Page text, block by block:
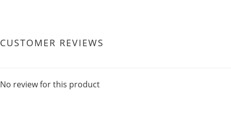
CUSTOMER REVIEWS
No review for this product